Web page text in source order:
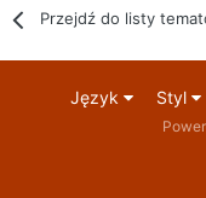
Przejdź do listy
Język Styl